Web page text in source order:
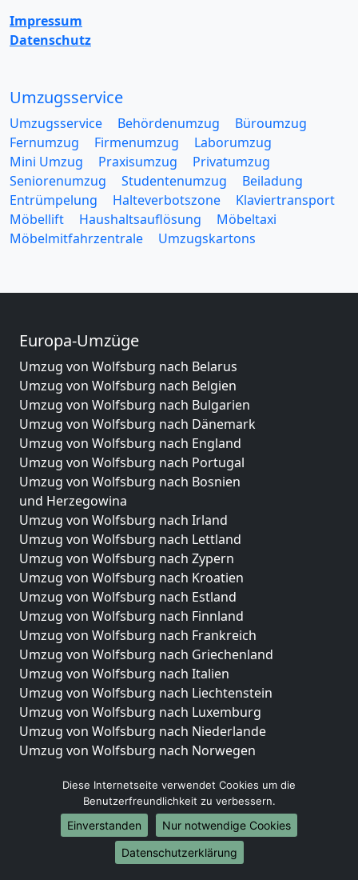
Impressum
Datenschutz
Umzugsservice
Umzugsservice Behördenumzug
Büroumzug
Fernumzug
Firmenumzug
Laborumzug
Mini Umzug
Praxisumzug
Privatumzug
Seniorenumzug
Studentenumzug
Beiladung
Entrümpelung
Halteverbotszone
Klaviertransport
Möbellift
Haushaltsauflösung
Möbeltaxi
Möbelmitfahrzentrale
Umzugskartons
Europa-Umzüge
Umzug von Wolfsburg nach Belarus
Umzug von Wolfsburg nach Belgien
Umzug von Wolfsburg nach Bulgarien
Umzug von Wolfsburg nach Dänemark
Umzug von Wolfsburg nach England
Umzug von Wolfsburg nach Portugal
Umzug von Wolfsburg nach Bosnien
und Herzegowina
Umzug von Wolfsburg nach Irland
Umzug von Wolfsburg nach Lettland
Umzug von Wolfsburg nach Zypern
Umzug von Wolfsburg nach Kroatien
Umzug von Wolfsburg nach Estland
Umzug von Wolfsburg nach Finnland
Umzug von Wolfsburg nach Frankreich
Umzug von Wolfsburg nach Griechenland
Umzug von Wolfsburg nach Italien
Umzug von Wolfsburg nach Liechtenstein
Umzug von Wolfsburg nach Luxemburg
Umzug von Wolfsburg nach Niederlande
Umzug von Wolfsburg nach Norwegen
Umzüge-Deutschlandweit
Umzug von Wolfsburg nach Berlin
Umzug von Wolfsburg nach Hamburg
Umzug von Wolfsburg nach München
Umzug von Wolfsburg nach Köln
Diese Internetseite verwendet Cookies um die
Benutzerfreundlichkeit zu verbessern.
Einverstanden
Nur notwendige Cookies
Datenschutzerklärung